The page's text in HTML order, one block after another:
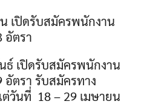
เปิดรับสมัครพนักงาน
อัตรา
ธ์ เปิดรับสมัครพนักงาน
อัตรา รับสมัครทาง
ต่วันที่ 18 – 29 เมษายน